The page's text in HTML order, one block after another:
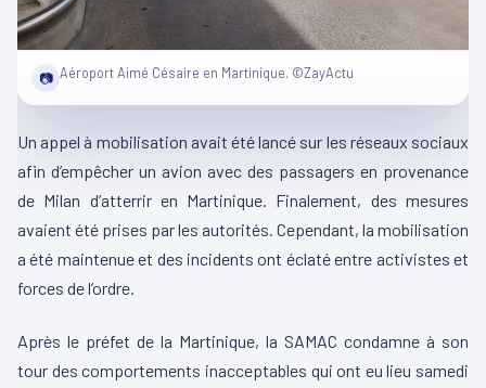
📷 Aéroport Aimé Césaire en Martinique. ©ZayActu
Un appel à mobilisation avait été lancé sur les réseaux sociaux
afin d’empêcher un avion avec des passagers en provenance
de Milan d’atterrir en Martinique. Finalement, des mesures
avaient été prises par les autorités. Cependant, la mobilisation
a été maintenue et des incidents ont éclaté entre activistes et
forces de l’ordre.
Après le préfet de la Martinique, la SAMAC condamne à son
tour des comportements inacceptables qui ont eu lieu samedi